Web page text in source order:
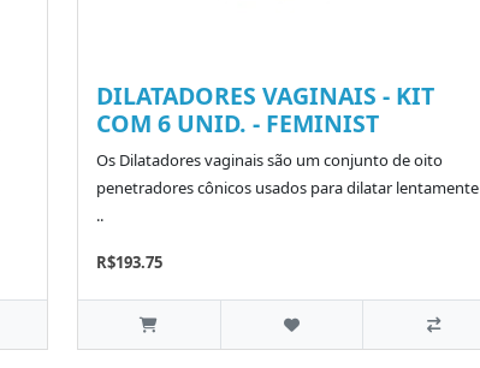
DILATADORES VAGINAIS - KIT
COM 6 UNID. - FEMINIST
Os Dilatadores vaginais são um conjunto de oito
penetradores cônicos usados para dilatar lentamente
..
R$193.75